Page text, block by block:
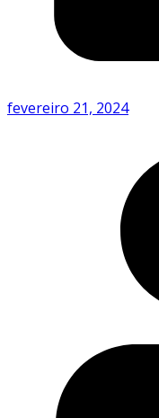
fevereiro 21, 2024